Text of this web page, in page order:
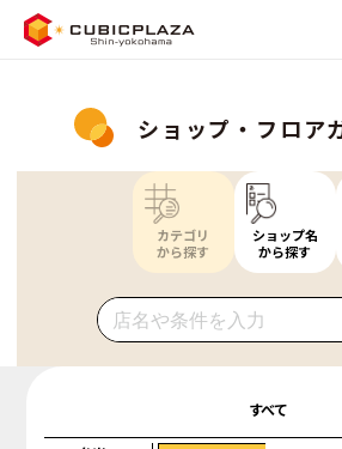
ショップ・フロア
カテゴリ
から探す
ショップ名
から探す
すべて